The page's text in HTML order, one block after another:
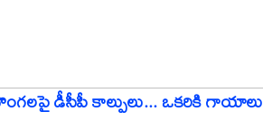
డీసీపీ కాల్పులు... ఒకరికి గాయాలు